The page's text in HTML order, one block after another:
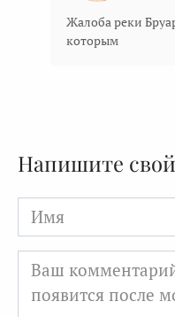
Жалоба реки
которым
Напишите
Имя